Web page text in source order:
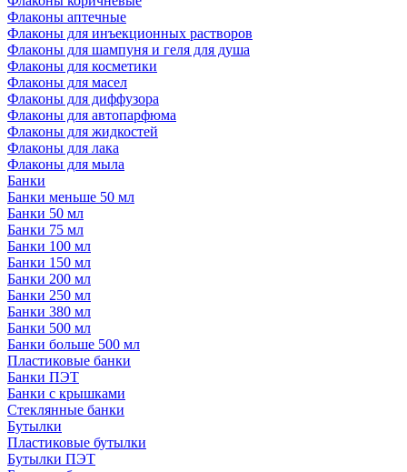
Флаконы аптечные
Флаконы для инъекционных растворов
Флаконы для шампуня и геля для душа
Флаконы для косметики
Флаконы для масел
Флаконы для диффузора
Флаконы для автопарфюма
Флаконы для жидкостей
Флаконы для лака
Флаконы для мыла
Банки
Банки меньше 50 мл
Банки 50 мл
Банки 75 мл
Банки 100 мл
Банки 150 мл
Банки 200 мл
Банки 250 мл
Банки 380 мл
Банки 500 мл
Банки больше 500 мл
Пластиковые банки
Банки ПЭТ
Банки с крышками
Стеклянные банки
Бутылки
Пластиковые бутылки
Бутылки ПЭТ